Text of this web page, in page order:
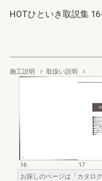
HOTひといき取説集
施工説明 取扱い説明
16
17
お探しのページは「カタロ